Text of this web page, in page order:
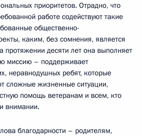
приоритетов. Отрадно, что
работе содействуют такие
общественно-
каким, без сомнения, является
протяжении десяти лет она выполняет
миссию – поддерживает
неравнодушных ребят, которые
сложные жизненные ситуации,
помощь ветеранам и всем, кто
внимании.
благодарности – родителям,